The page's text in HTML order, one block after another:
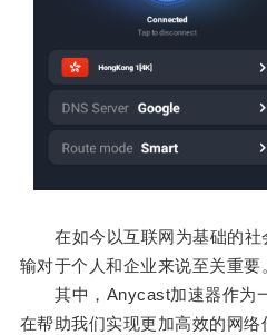
在如今以互联网为基础的社
输对于个人和企业来说至关重要
其中，Anycast加速器作为
在帮助我们实现更加高效的网络